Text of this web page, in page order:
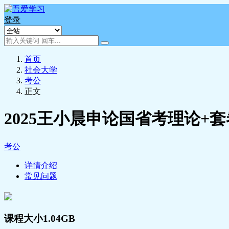
登录
首页
社会大学
考公
正文
2025王小晨申论国省考理论+
考公
详情介绍
常见问题
课程大小1.04GB